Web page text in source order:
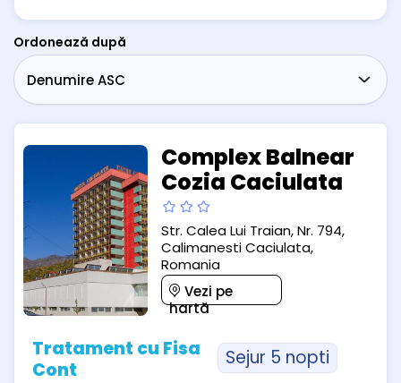
Ordonează după
Complex Balnear
Cozia Caciulata
Str. Calea Lui Traian, Nr. 794,
Calimanesti Caciulata,
Romania
Vezi pe
hartă
Tratament cu Fisa
Cont
Sejur 5 nopti